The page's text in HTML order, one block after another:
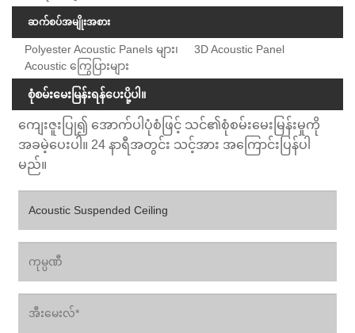
ဆက်စပ်အမျိုးအစား
Polyester Acoustic Panels များ၊
3D Acoustic Panel
Acoustic ကြွေပြားများ
စုံစမ်းမေးမြန်းရန်ပေးပို့ပါ။
ကျေးဇူးပြု၍ အောက်ပါပုံစံဖြင့် သင်၏စုံစမ်းမေးမြန်းမှုကို
အခမဲ့ပေးပါ။ 24 နာရီအတွင်း သင့်အား အကြောင်းပြန်ပါ
မည်။